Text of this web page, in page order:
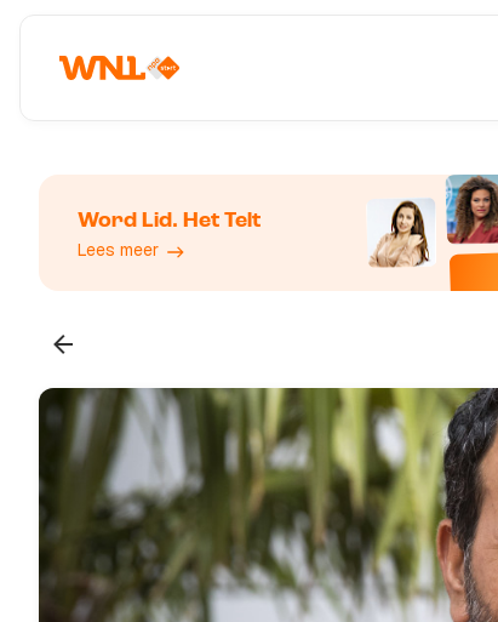
Word Lid. Het Telt
Lees meer